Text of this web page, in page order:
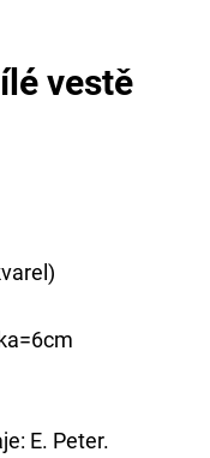
vestě
E. Peter.